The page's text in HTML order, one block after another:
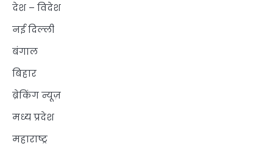
देश – विदेश
नई दिल्ली
बंगाल
बिहार
ब्रेकिंग न्यूज़
मध्य प्रदेश
महाराष्ट्र